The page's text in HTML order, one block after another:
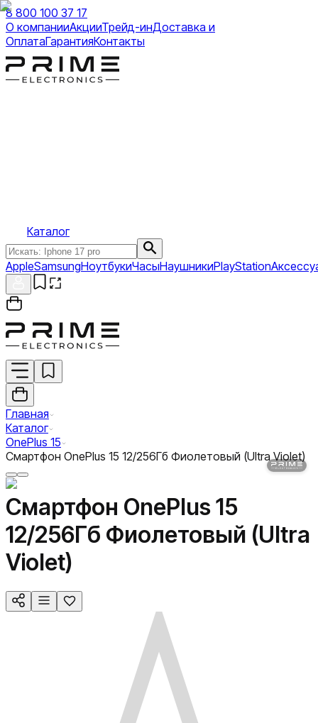
8 800 100 37 17
О компанииАкцииТрейд-инДоставка и
ОплатаГарантияКонтакты
Каталог
AppleSamsungНоутбукиЧасыНаушникиPlayStation
Главная
Каталог
OnePlus 15
Смартфон OnePlus 15 12/256Гб Фиолетовый (Ultra Violet)
Смартфон OnePlus 15
12/256Гб Фиолетовый (Ultra
Violet)